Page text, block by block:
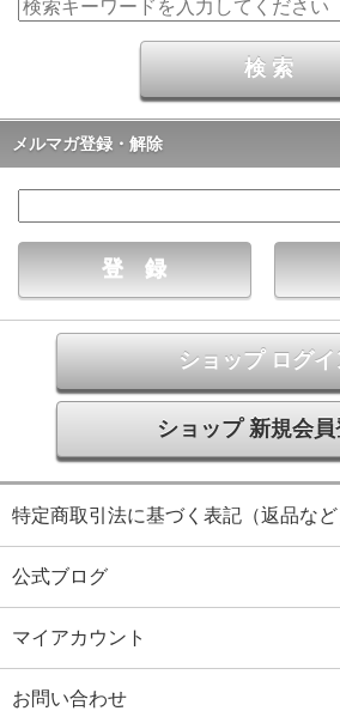
メルマガ登録・解除
ショップ ログイ
ショップ 新規会
特定商取引法に基づく表記（返品など
公式ブログ
マイアカウント
お問い合わせ